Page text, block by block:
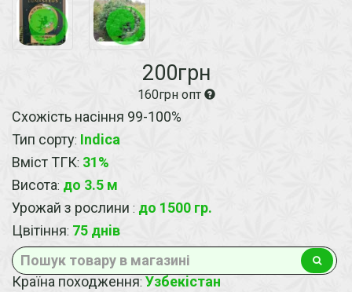
200грн
160грн опт
Схожість насіння 99-100%
Тип сорту: Indica
Вміст ТГК: 31%
Висота: до 3.5 м
Урожай з рослини : до 1500 гр.
Цвітіння: 75 днiв
Країна походження: Узбекiстан